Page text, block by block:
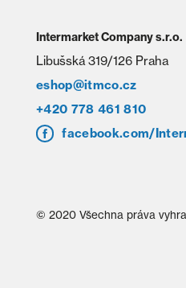
Intermarket Company s.r.o.
Libušská 319/126 Praha
eshop@itmco.cz
+420 778 461 810
facebook.com/
© 2020 Všechna práva